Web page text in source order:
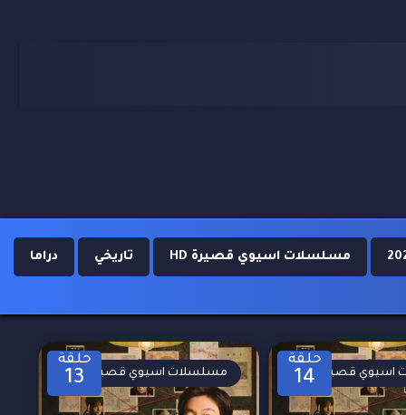
مسلسلات اسيوي قصيرة HD تاريخي دراما
حلقة
14 اسيوي قصيرة
حلقة
13 مسلسلات اسيوي قصيرة